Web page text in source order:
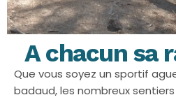
A chacun sa
Que vous soyez un sportif
badaud, les nombreux